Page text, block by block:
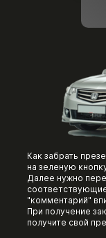
Как забрать
на зеленую
Далее нужно
"комментарий"
При получение
получите свой